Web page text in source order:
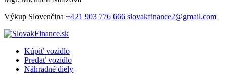
Výkup Slovenčina +421 903 776 666 slovakfinance2@gmail.com
Kúpiť vozidlo
Predať vozidlo
Náhradné diely